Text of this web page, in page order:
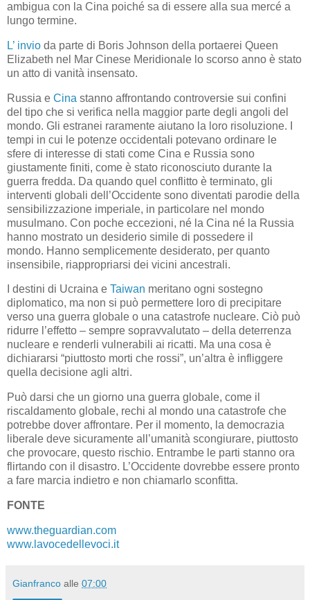
ambigua con la Cina poiché sa di essere alla sua mercé a
lungo termine.
L’ invio da parte di Boris Johnson della portaerei Queen
Elizabeth nel Mar Cinese Meridionale lo scorso anno è stato
un atto di vanità insensato.
Russia e Cina stanno affrontando controversie sui confini
del tipo che si verifica nella maggior parte degli angoli del
mondo. Gli estranei raramente aiutano la loro risoluzione. I
tempi in cui le potenze occidentali potevano ordinare le
sfere di interesse di stati come Cina e Russia sono
giustamente finiti, come è stato riconosciuto durante la
guerra fredda. Da quando quel conflitto è terminato, gli
interventi globali dell’Occidente sono diventati parodie della
sensibilizzazione imperiale, in particolare nel mondo
musulmano. Con poche eccezioni, né la Cina né la Russia
hanno mostrato un desiderio simile di possedere il
mondo. Hanno semplicemente desiderato, per quanto
insensibile, riappropriarsi dei vicini ancestrali.
I destini di Ucraina e Taiwan meritano ogni sostegno
diplomatico, ma non si può permettere loro di precipitare
verso una guerra globale o una catastrofe nucleare. Ciò può
ridurre l’effetto – sempre sopravvalutato – della deterrenza
nucleare e renderli vulnerabili ai ricatti. Ma una cosa è
dichiararsi “piuttosto morti che rossi”, un’altra è infliggere
quella decisione agli altri.
Può darsi che un giorno una guerra globale, come il
riscaldamento globale, rechi al mondo una catastrofe che
potrebbe dover affrontare. Per il momento, la democrazia
liberale deve sicuramente all’umanità scongiurare, piuttosto
che provocare, questo rischio. Entrambe le parti stanno ora
flirtando con il disastro. L’Occidente dovrebbe essere pronto
a fare marcia indietro e non chiamarlo sconfitta.
FONTE
www.theguardian.com
www.lavocedellevoci.it
Gianfranco alle 07:00